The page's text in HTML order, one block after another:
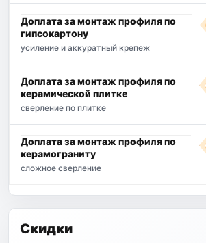
Доплата за монтаж профиля по
гипсокартону
усиление и аккуратный крепеж
Доплата за монтаж профиля по
керамической плитке
сверление по плитке
Доплата за монтаж профиля по
керамограниту
сложное сверление
Скидки